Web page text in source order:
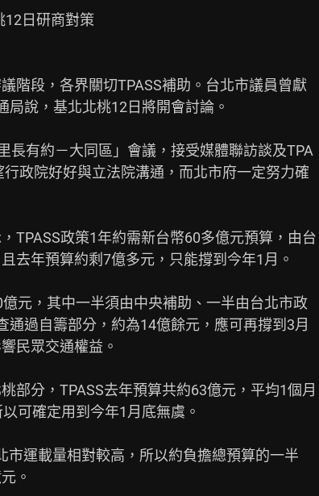
12日研商對策
階段，各界關切TPASS補助。台北市議員曾獻
說，基北北桃12日將開會討論。
長有約－大同區」會議，接受媒體聯訪談及TPA
政院好好與立法院溝通，而北市府一定努力確
TPASS政策1年約需新台幣60多億元預算，由台
去年預算約剩7億多元，只能撐到今年1月。
元，其中一半須由中央補助、一半由台北市政
過自籌部分，約為14億餘元，應可再撐到3月
民眾交通權益。
部分，TPASS去年預算共約63億元，平均1個月
可確定用到今年1月底無虞。
運載量相對較高，所以約負擔總預算的一半
。